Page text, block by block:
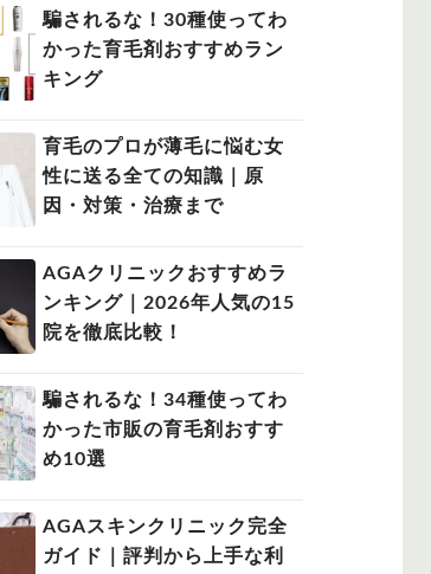
騙されるな！30種使ってわ
かった育毛剤おすすめラン
キング
育毛のプロが薄毛に悩む女
性に送る全ての知識｜原
因・対策・治療まで
AGAクリニックおすすめラ
ンキング｜2026年人気の15
院を徹底比較！
騙されるな！34種使ってわ
かった市販の育毛剤おすす
め10選
AGAスキンクリニック完全
ガイド｜評判から上手な利